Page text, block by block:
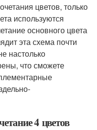
цветов, только
используются
основного цвета
эта схема почти
настолько
что сможете
4 цветов